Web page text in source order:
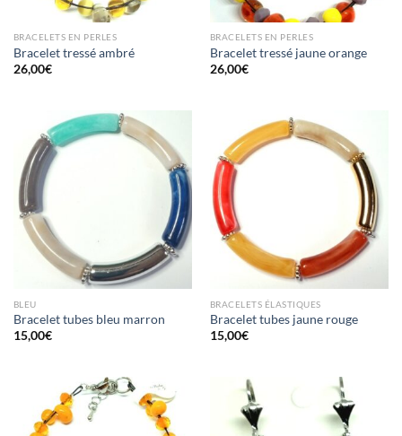
BRACELETS EN PERLES
Bracelet tressé ambré
26,00€
BRACELETS EN PERLES
Bracelet tressé jaune orange
26,00€
BLEU
Bracelet tubes bleu marron
15,00€
BRACELETS ÉLASTIQUES
Bracelet tubes jaune rouge
15,00€